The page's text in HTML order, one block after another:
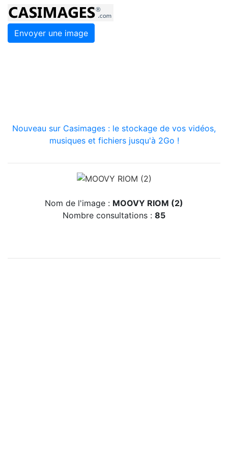
Envoyer une image
Nouveau sur Casimages : le stockage de vos vidéos,
musiques et fichiers jusqu'à 2Go !
Nom de l'image : MOOVY RIOM (2)
Nombre consultations : 85